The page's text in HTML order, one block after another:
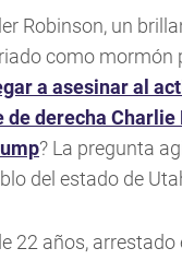
Robinson, un
como mormón
a asesinar al
de derecha Charlie
? La pregunta
del estado de
22 años, arrestado